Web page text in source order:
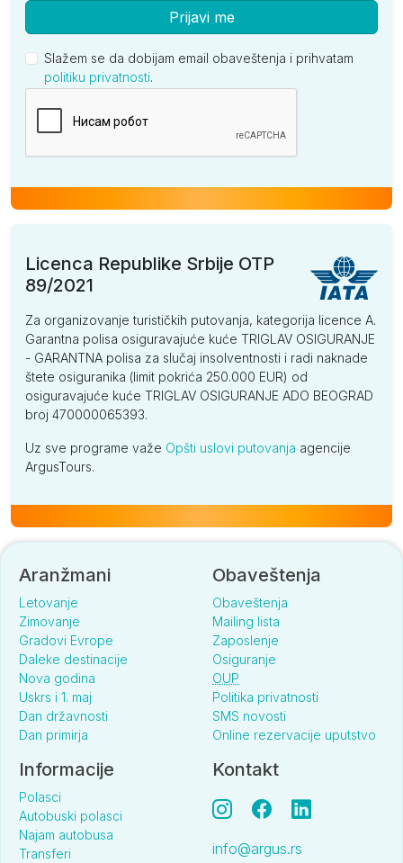
Prijavi me
Slažem se da dobijam email obaveštenja i prihvatam
politiku privatnosti.
Licenca Republike Srbije OTP
89/2021
Za organizovanje turističkih putovanja, kategorija licence A.
Garantna polisa osiguravajuće kuće TRIGLAV OSIGURANJE
- GARANTNA polisa za slučaj insolventnosti i radi naknade
štete osiguranika (limit pokrića 250.000 EUR) od
osiguravajuće kuće TRIGLAV OSIGURANJE ADO BEOGRAD
broj 470000065393.
Uz sve programe važe Opšti uslovi putovanja agencije
ArgusTours.
Aranžmani
Letovanje
Zimovanje
Gradovi Evrope
Daleke destinacije
Nova godina
Uskrs i 1. maj
Dan državnosti
Dan primirja
Obaveštenja
Obaveštenja
Mailing lista
Zaposlenje
Osiguranje
OUP
Politika privatnosti
SMS novosti
Online rezervacije uputstvo
Informacije
Polasci
Autobuski polasci
Najam autobusa
Transferi
Kontakt
info@argus.rs